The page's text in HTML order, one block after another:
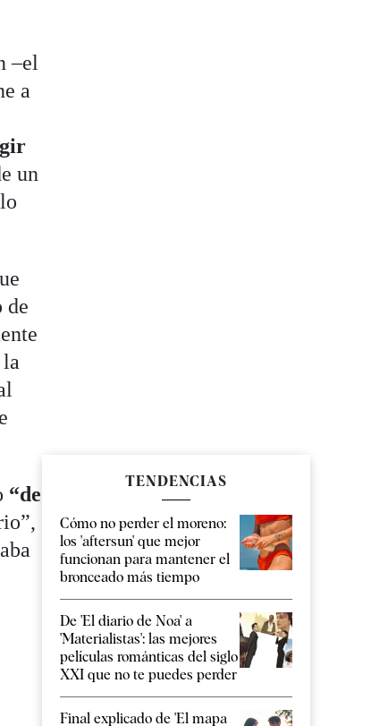
–el
a
un
de
“de
TENDENCIAS
Cómo no perder el moreno:
los 'aftersun' que mejor
funcionan para mantener el
bronceado más tiempo
De 'El diario de Noa' a
'Materialistas': las mejores
películas románticas del siglo
XXI que no te puedes perder
Final explicado de 'El mapa